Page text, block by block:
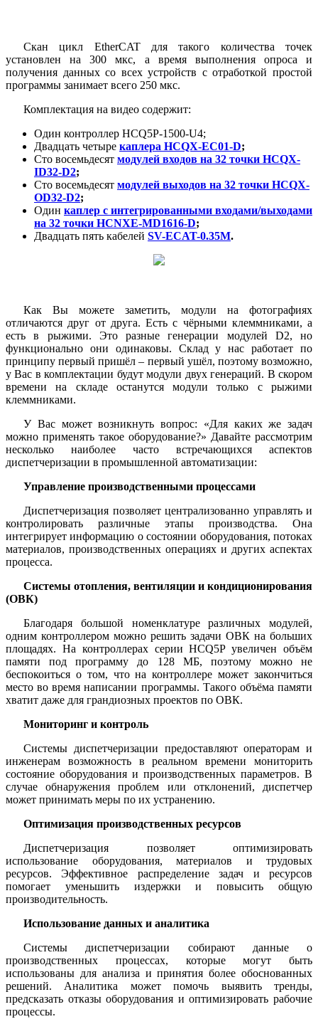
Скан цикл EtherCAT для такого количества точек
установлен на 300 мкс, а время выполнения опроса и
получения данных со всех устройств с отработкой простой
программы занимает всего 250 мкс.
Комплектация на видео содержит:
Один контроллер HCQ5P-1500-U4;
Двадцать четыре каплера HCQX-EC01-D;
Сто восемьдесят модулей входов на 32 точки HCQX-
ID32-D2;
Сто восемьдесят модулей выходов на 32 точки HCQX-
OD32-D2;
Один каплер с интегрированными входами/выходами
на 32 точки HCNXE-MD1616-D;
Двадцать пять кабелей SV-ECAT-0.35M.
Как Вы можете заметить, модули на фотографиях
отличаются друг от друга. Есть с чёрными клеммниками, а
есть в рыжими. Это разные генерации модулей D2, но
функционально они одинаковы. Склад у нас работает по
принципу первый пришёл – первый ушёл, поэтому возможно,
у Вас в комплектации будут модули двух генераций. В скором
времени на складе останутся модули только с рыжими
клеммниками.
У Вас может возникнуть вопрос: «Для каких же задач
можно применять такое оборудование?» Давайте рассмотрим
несколько наиболее часто встречающихся аспектов
диспетчеризации в промышленной автоматизации:
Управление производственными процессами
Диспетчеризация позволяет централизованно управлять и
контролировать различные этапы производства. Она
интегрирует информацию о состоянии оборудования, потоках
материалов, производственных операциях и других аспектах
процесса.
Системы отопления, вентиляции и кондиционирования
(ОВК)
Благодаря большой номенклатуре различных модулей,
одним контроллером можно решить задачи ОВК на больших
площадях. На контроллерах серии HCQ5P увеличен объём
памяти под программу до 128 МБ, поэтому можно не
беспокоиться о том, что на контроллере может закончиться
место во время написании программы. Такого объёма памяти
хватит даже для грандиозных проектов по ОВК.
Мониторинг и контроль
Системы диспетчеризации предоставляют операторам и
инженерам возможность в реальном времени мониторить
состояние оборудования и производственных параметров. В
случае обнаружения проблем или отклонений, диспетчер
может принимать меры по их устранению.
Оптимизация производственных ресурсов
Диспетчеризация позволяет оптимизировать
использование оборудования, материалов и трудовых
ресурсов. Эффективное распределение задач и ресурсов
помогает уменьшить издержки и повысить общую
производительность.
Использование данных и аналитика
Системы диспетчеризации собирают данные о
производственных процессах, которые могут быть
использованы для анализа и принятия более обоснованных
решений. Аналитика может помочь выявить тренды,
предсказать отказы оборудования и оптимизировать рабочие
процессы.